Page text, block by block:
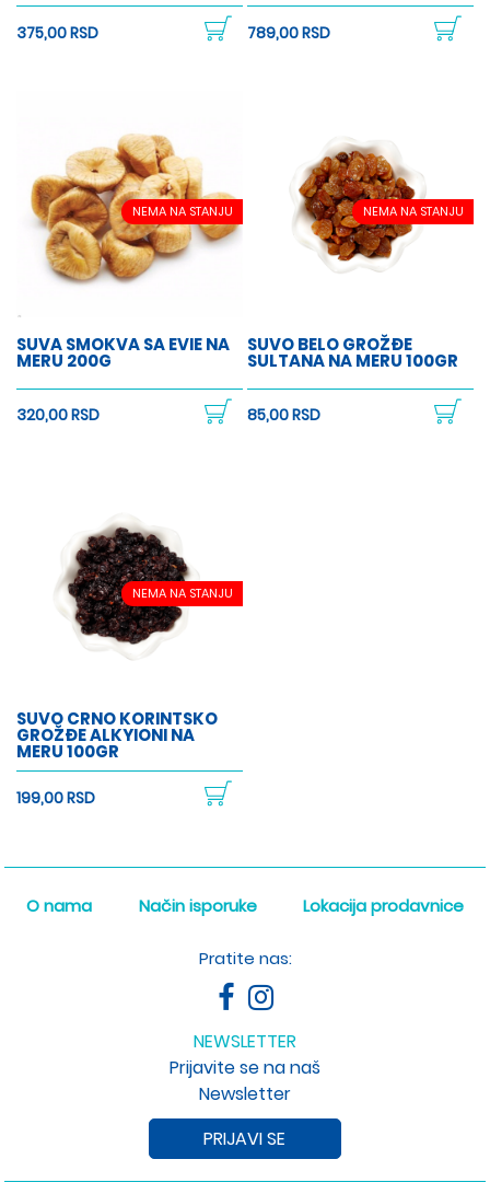
375,00 RSD 789,00 RSD
NEMA NA STANJU
SUVA SMOKVA SA EVIE NA
MERU 200G
320,00 RSD
NEMA NA STANJU
SUVO BELO GROŽĐE
SULTANA NA MERU 100GR
85,00 RSD
NEMA NA STANJU
SUVO CRNO KORINTSKO
GROŽĐE ALKYIONI NA
MERU 100GR
199,00 RSD
O nama Način isporuke Lokacija prodavnice
Pratite nas:
NEWSLETTER
Prijavite se na naš
Newsletter
PRIJAVI SE